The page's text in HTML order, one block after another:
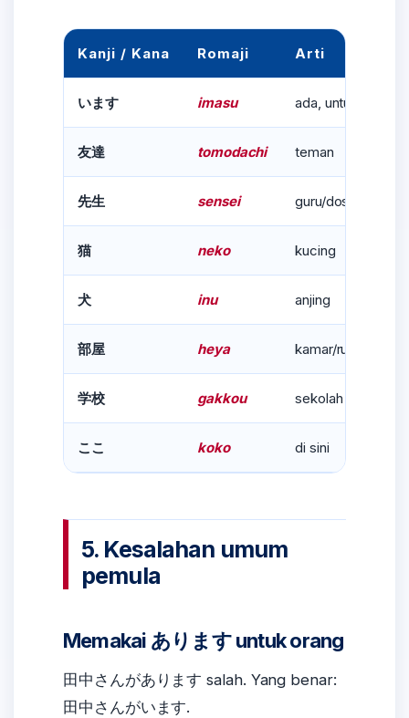
Kanji / Kana Romaji Arti
います imasu ada, untuk
友達 tomodachi teman
先生 sensei guru/dosen
猫 neko kucing
犬 inu anjing
部屋 heya kamar/ruangan
学校 gakkou sekolah
ここ koko di sini
5. Kesalahan umum
pemula
Memakai あります untuk orang
田中さんがあります salah. Yang benar:
田中さんがいます.